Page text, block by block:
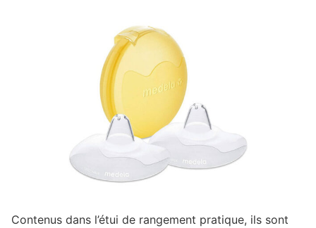
Contenus dans l’étui de rangement pratique, ils sont